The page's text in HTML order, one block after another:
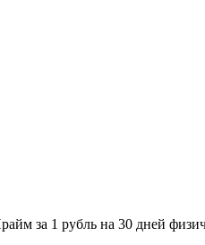
за 1 рубль на 30 дней